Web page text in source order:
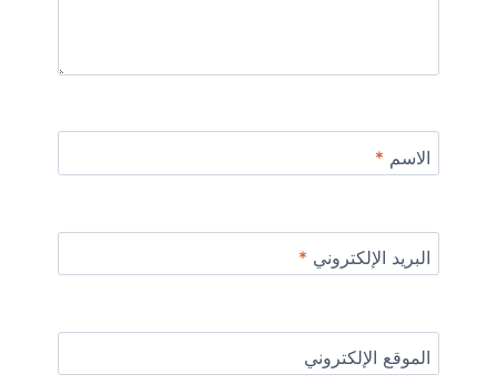
الاسم *
البريد الإلكتروني *
الموقع الإلكتروني